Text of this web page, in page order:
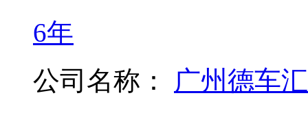
6年
公司名称： 广州德车